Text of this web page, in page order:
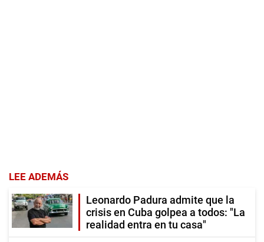
LEE ADEMÁS
Leonardo Padura admite que la
crisis en Cuba golpea a todos: "La
realidad entra en tu casa"